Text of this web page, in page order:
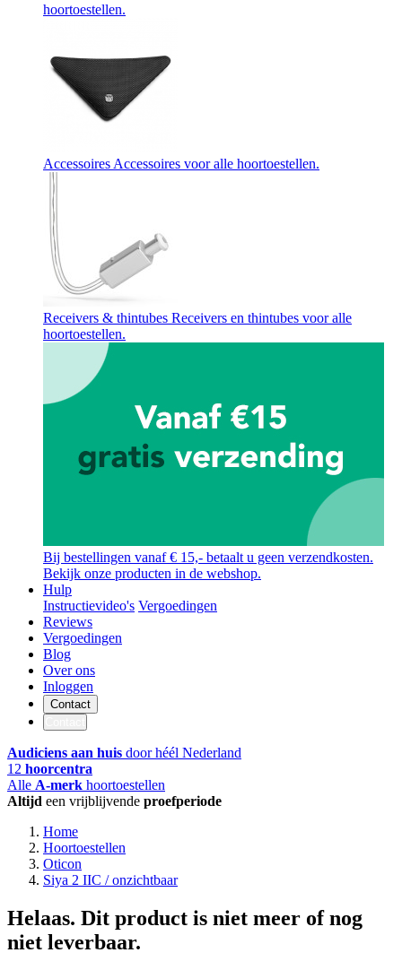
hoortoestellen.
Accessoires Accessoires voor alle hoortoestellen.
Receivers & thintubes Receivers en thintubes voor alle
hoortoestellen.
Bij bestellingen vanaf € 15,- betaalt u geen verzendkosten.
Bekijk onze producten in de webshop.
Hulp
Instructievideo's Vergoedingen
Reviews
Vergoedingen
Blog
Over ons
Inloggen
Contact
Audiciens aan huis door héél Nederland
12 hoorcentra
Alle A-merk hoortoestellen
Altijd een vrijblijvende proefperiode
Home
Hoortoestellen
Oticon
Siya 2 IIC / onzichtbaar
Helaas. Dit product is niet meer of nog
niet leverbaar.